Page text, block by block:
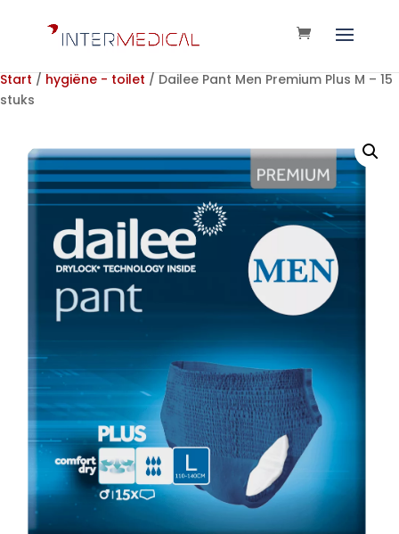
Start / hygiëne - toilet / Dailee Pant Men Premium Plus M – 15
stuks